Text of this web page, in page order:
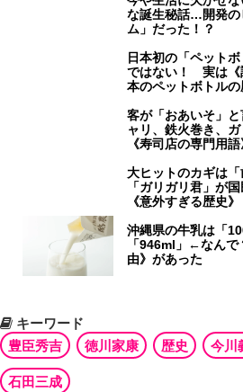
な誕生秘話…開発の
ム」だった！？
日本初の「ペット
ではない！ 実は《
本のペットボトルの
客が「おあいそ」
ャリ、鉄火巻き、
《寿司店の専門用
大ヒットのカギは
「ガリガリ君」が
《意外すぎる歴史》
沖縄県の牛乳は「
「946ml」←なん
由》があった
キーワード
豊臣秀吉
徳川家康 歴史 今川
石田三成